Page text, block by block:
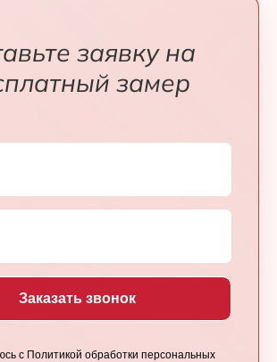
заявку на
замер
Заказать звонок
с Политикой обработки персональных